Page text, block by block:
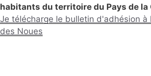
habitants du territoire du Pays de la
Je télécharge le bulletin d'adhésion à
des Noues